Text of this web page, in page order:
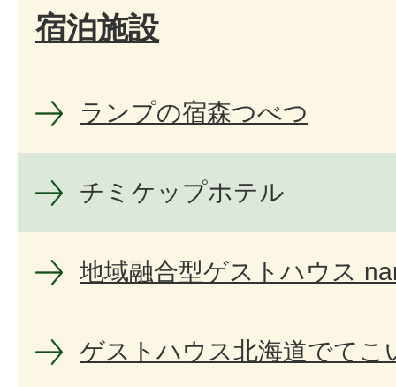
宿泊施設
ランプの宿森つべつ
チミケップホテル
地域融合型ゲストハウス
ゲストハウス北海道でてこ